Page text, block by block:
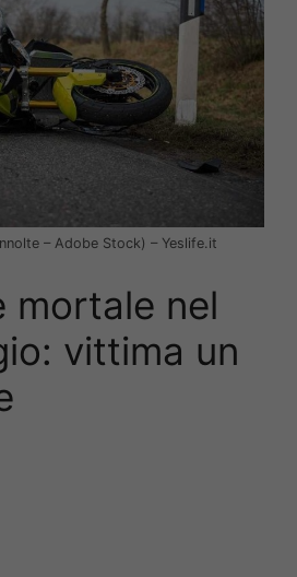
– Adobe Stock) – Yeslife.it
mortale nel
vittima un